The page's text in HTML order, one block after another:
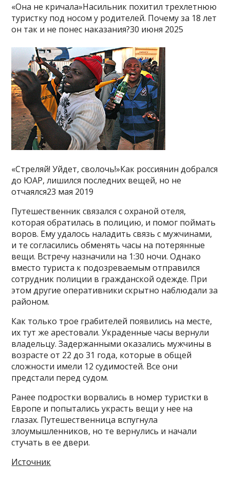
«Она не кричала»Насильник похитил трехлетнюю
туристку под носом у родителей. Почему за 18 лет
он так и не понес наказания?30 июня 2025
«Стреляй! Уйдет, сволочь!»Как россиянин добрался
до ЮАР, лишился последних вещей, но не
отчаялся23 мая 2019
Путешественник связался с охраной отеля,
которая обратилась в полицию, и помог поймать
воров. Ему удалось наладить связь с мужчинами,
и те согласились обменять часы на потерянные
вещи. Встречу назначили на 1:30 ночи. Однако
вместо туриста к подозреваемым отправился
сотрудник полиции в гражданской одежде. При
этом другие оперативники скрытно наблюдали за
районом.
Как только трое грабителей появились на месте,
их тут же арестовали. Украденные часы вернули
владельцу. Задержанными оказались мужчины в
возрасте от 22 до 31 года, которые в общей
сложности имели 12 судимостей. Все они
предстали перед судом.
Ранее подростки ворвались в номер туристки в
Европе и попытались украсть вещи у нее на
глазах. Путешественница вспугнула
злоумышленников, но те вернулись и начали
стучать в ее двери.
Источник